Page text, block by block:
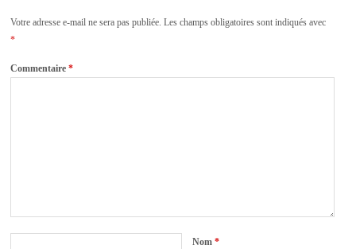
Votre adresse e-mail ne sera pas publiée. Les champs obligatoires sont indiqués avec
*
Commentaire*
Nom*